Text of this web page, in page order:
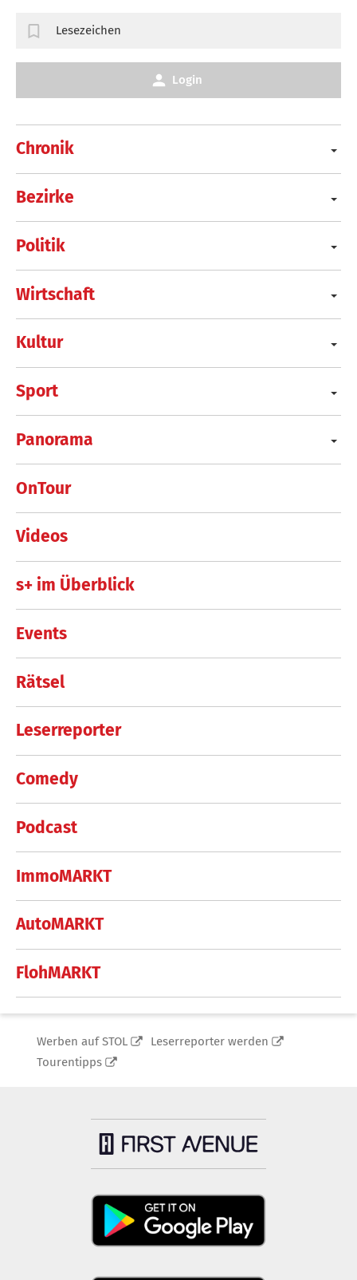
Chronik
Bezirke
Politik
Wirtschaft
Kultur
Sport
Panorama
OnTour
Videos
s+ im Überblick
Events
Rätsel
Leserreporter
Comedy
Podcast
ImmoMARKT
AutoMARKT
FlohMARKT
Lesezeichen
Login
Werben auf STOL
Leserreporter werden
Tourentipps